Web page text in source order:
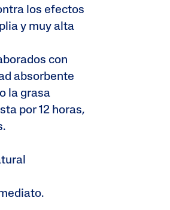
los efectos
y muy alta
con
absorbente
la grasa
por 12 horas,